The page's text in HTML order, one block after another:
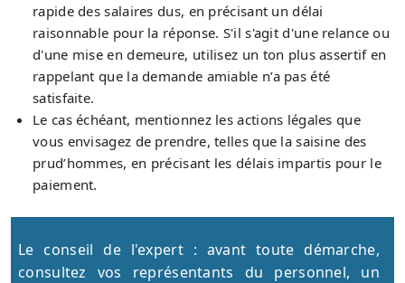
rapide des salaires dus, en précisant un délai
raisonnable pour la réponse. S'il s'agit d'une relance ou
d'une mise en demeure, utilisez un ton plus assertif en
rappelant que la demande amiable n’a pas été
satisfaite.
Le cas échéant, mentionnez les actions légales que
vous envisagez de prendre, telles que la saisine des
prud’hommes, en précisant les délais impartis pour le
paiement.
Le conseil de l'expert : avant toute démarche,
consultez vos représentants du personnel, un